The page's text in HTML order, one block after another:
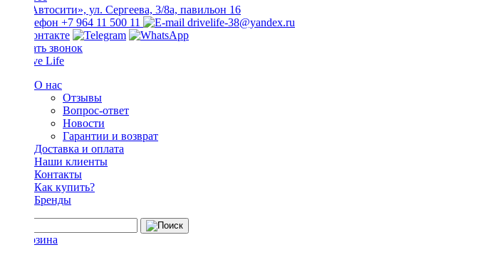
ТЦ «Автосити», ул. Сергеева, 3/8а, павильон 16
+7 964 11 500 11
drivelife-38@yandex.ru
Заказать звонок
О нас
Отзывы
Вопрос-ответ
Новости
Гарантии и возврат
Доставка и оплата
Наши клиенты
Контакты
Как купить?
Бренды